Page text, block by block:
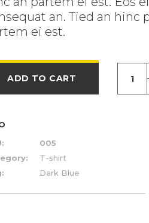
an. Tied an hinc
ei est.
ADD TO CART
005
T-shirt
Dark Blue